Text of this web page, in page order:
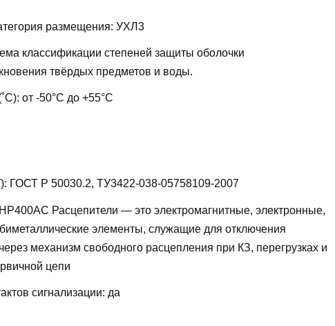
размещения: УХЛ3
классификации степеней защиты оболочки
твёрдых предметов и воды.
от -50°С до +55°С
ГОСТ Р 50030.2, ТУ3422-038-05758109-2007
НР400AC Расцепители — это электромагнитные, электронные,
элементы, служащие для отключения
механизм свободного расцепления при КЗ, перегрузках и
цепи
сигнализации: да